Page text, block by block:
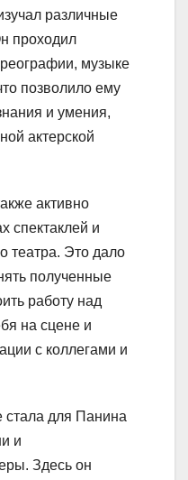
различные
проходил
музыке
позволило ему
и умения,
актерской
активно
спектаклей и
театра. Это дало
полученные
работу над
на сцене и
с коллегами и
стала для Панина
и
Здесь он